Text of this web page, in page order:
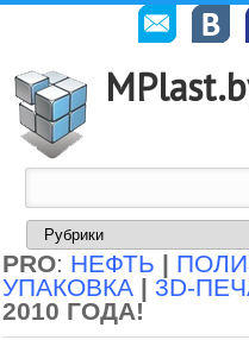
PRO: НЕФТЬ |
УПАКОВКА | 3D-
2010 ГОДА!